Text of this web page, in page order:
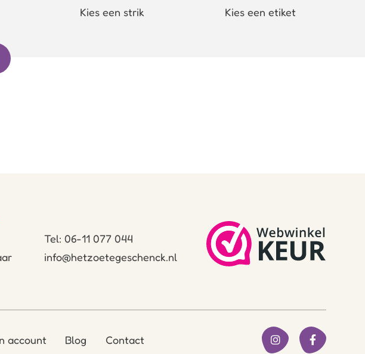
Kies een strik Kies een etiket
Tel: 06-11 077 044
info@hetzoetegeschenck.nl
account Blog Contact